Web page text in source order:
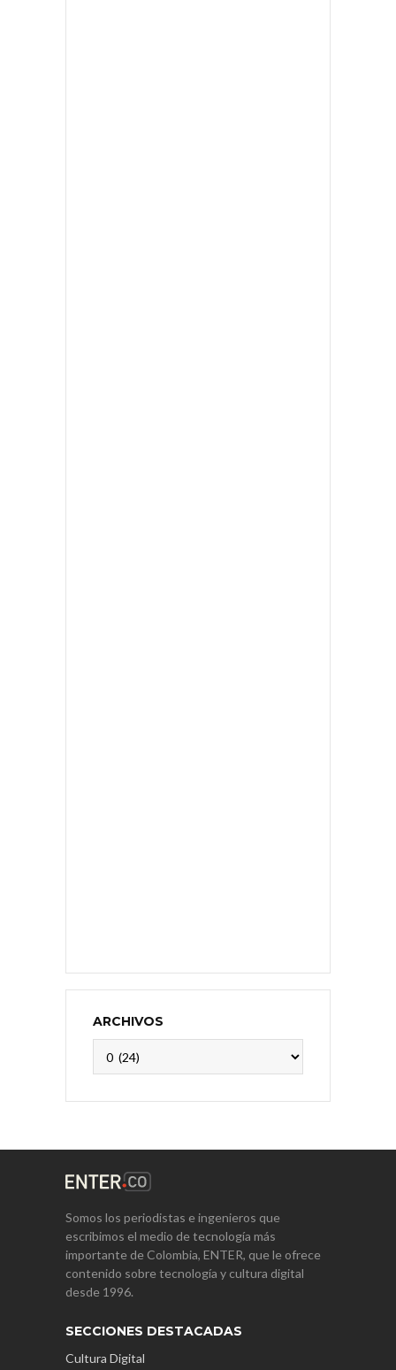
ARCHIVOS
Somos los periodistas e ingenieros que
escribimos el medio de tecnología más
importante de Colombia, ENTER, que le ofrece
contenido sobre tecnología y cultura digital
desde 1996.
SECCIONES DESTACADAS
Cultura Digital